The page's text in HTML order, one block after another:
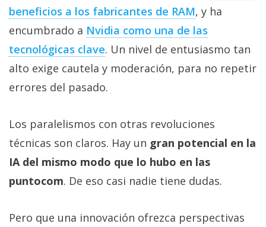
beneficios a los fabricantes de RAM‎, y ha
encumbrado a Nvidia como una de las
tecnológicas clave‎. Un nivel de entusiasmo tan
alto exige cautela y moderación, para no repetir
errores del pasado.
Los paralelismos con otras revoluciones
técnicas son claros. Hay un gran potencial en la
IA del mismo modo que lo hubo en las
puntocom. De eso casi nadie tiene dudas.
Pero que una innovación ofrezca perspectivas